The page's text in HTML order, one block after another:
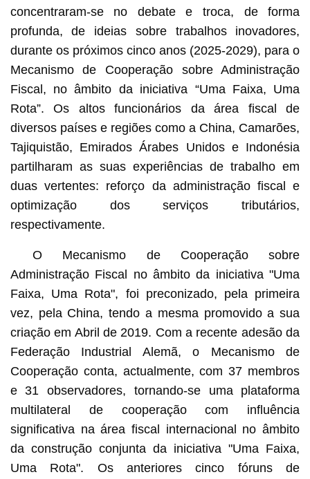
concentraram-se no debate e troca, de forma
profunda, de ideias sobre trabalhos inovadores,
durante os próximos cinco anos (2025-2029), para o
Mecanismo de Cooperação sobre Administração
Fiscal, no âmbito da iniciativa “Uma Faixa, Uma
Rota”. Os altos funcionários da área fiscal de
diversos países e regiões como a China, Camarões,
Tajiquistão, Emirados Árabes Unidos e Indonésia
partilharam as suas experiências de trabalho em
duas vertentes: reforço da administração fiscal e
optimização dos serviços tributários,
respectivamente.
O Mecanismo de Cooperação sobre
Administração Fiscal no âmbito da iniciativa "Uma
Faixa, Uma Rota", foi preconizado, pela primeira
vez, pela China, tendo a mesma promovido a sua
criação em Abril de 2019. Com a recente adesão da
Federação Industrial Alemã, o Mecanismo de
Cooperação conta, actualmente, com 37 membros
e 31 observadores, tornando-se uma plataforma
multilateral de cooperação com influência
significativa na área fiscal internacional no âmbito
da construção conjunta da iniciativa "Uma Faixa,
Uma Rota". Os anteriores cinco fóruns de